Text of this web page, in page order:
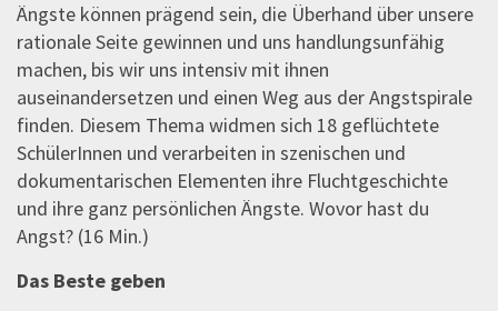
Ängste können prägend sein, die Überhand über unsere
rationale Seite gewinnen und uns handlungsunfähig
machen, bis wir uns intensiv mit ihnen
auseinandersetzen und einen Weg aus der Angstspirale
finden. Diesem Thema widmen sich 18 geflüchtete
SchülerInnen und verarbeiten in szenischen und
dokumentarischen Elementen ihre Fluchtgeschichte
und ihre ganz persönlichen Ängste. Wovor hast du
Angst? (16 Min.)
Das Beste geben